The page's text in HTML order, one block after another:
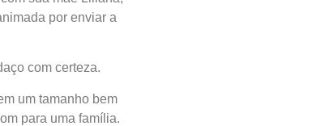
por enviar a
com certeza.
um tamanho bem
para uma família.